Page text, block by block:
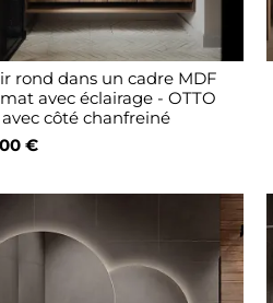
rond dans un cadre MDF
avec éclairage - OTTO
avec côté chanfreiné
€